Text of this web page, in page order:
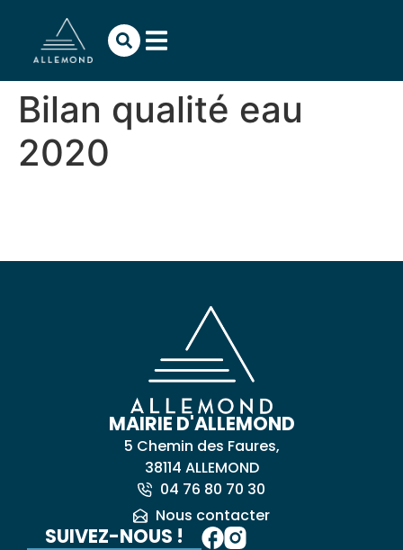
Bilan qualité eau
2020
MAIRIE D'ALLEMOND
5 Chemin des Faures,
38114 ALLEMOND
04 76 80 70 30
Nous contacter
SUIVEZ-NOUS !